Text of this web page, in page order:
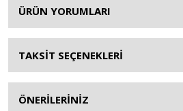
ÜRÜN YORUMLARI
TAKSİT SEÇENEKLERİ
ÖNERİLERİNİZ